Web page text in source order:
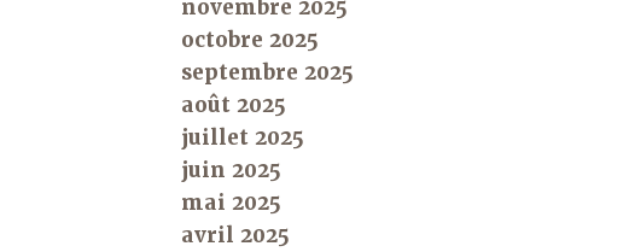
novembre 2025
octobre 2025
septembre 2025
août 2025
juillet 2025
juin 2025
mai 2025
avril 2025